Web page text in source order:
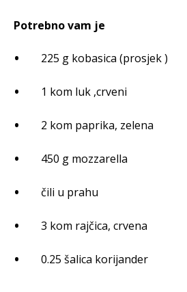
Potrebno vam je
225 g kobasica (prosjek )
1 kom luk ,crveni
2 kom paprika, zelena
450 g mozzarella
čili u prahu
3 kom rajčica, crvena
0.25 šalica korijander